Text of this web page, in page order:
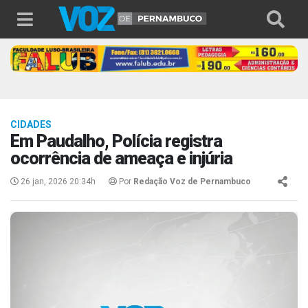
CIDADES
Em Paudalho, Polícia registra
ocorrência de ameaça e injúria
26 jan, 2026 20:34h Por Redação Voz de Pernambuco